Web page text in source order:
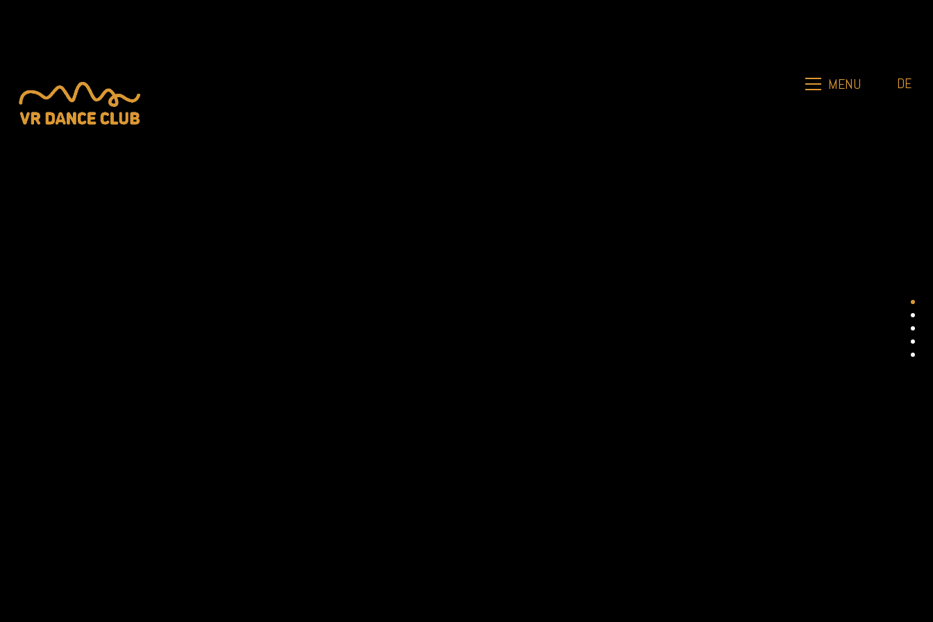
MENU DE